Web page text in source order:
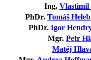
Ing. Vlastimil
PhDr. Tomáš
PhDr. Igor
Mgr. Petr
Matěj